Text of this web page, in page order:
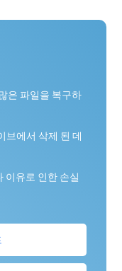
은 파일을 복구하
브에서 삭제 된 데
이유로 인한 손실